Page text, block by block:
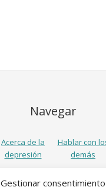
Gestionar consentimiento
Navegar
Acerca de la
depresión
Hablar con
demás